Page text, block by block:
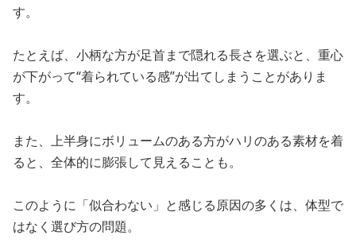
す。
たとえば、小柄な方が足首まで隠れる長さを選ぶと、重心
が下がって“着られている感”が出てしまうことがありま
す。
また、上半身にボリュームのある方がハリのある素材を着
ると、全体的に膨張して見えることも。
このように「似合わない」と感じる原因の多くは、体型で
はなく選び方の問題。